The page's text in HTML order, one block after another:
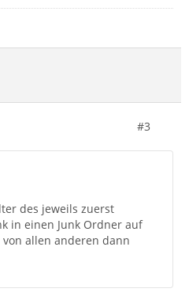
#3
des jeweils zuerst
in einen Junk Ordner auf
allen anderen dann